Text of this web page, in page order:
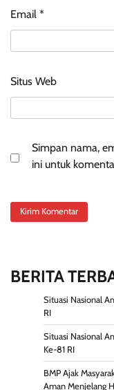
Email *
Situs Web
Simpan nama,
ini untuk
BERITA
Situasi Nasional
RI
Situasi Nasional
Ke-81 RI
BMP Ajak
Aman Menjelang